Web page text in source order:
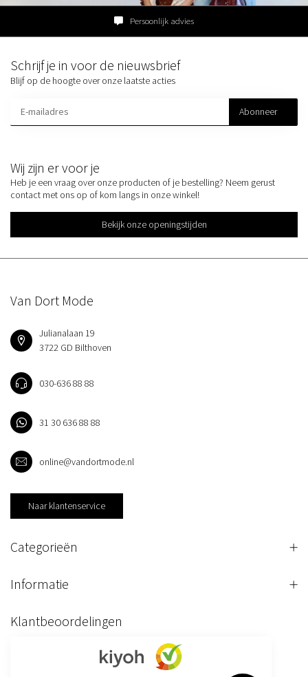
Persoonlijk advies
Wij zijn er voor je
Heb je een vraag over onze producten of je bestelling? Neem gerust
contact met ons op of kom langs in onze winkel!
Bekijk onze openingstijden
Schrijf je in voor de nieuwsbrief
Blijf op de hoogte over onze laatste acties
Abonneer
Van Dort Mode
Julianalaan 19
3722 GD Bilthoven
030-636 88 88
31 30 636 88 88
online@vandortmode.nl
Naar klantenservice
Categorieën
Informatie
Klantbeoordelingen